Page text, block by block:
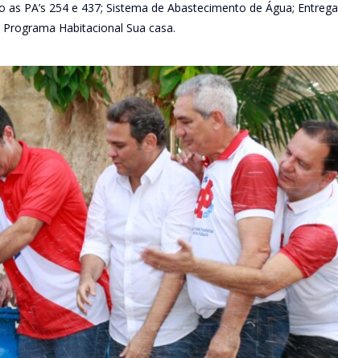
PA’s 254 e 437; Sistema de Abastecimento de Água; Entrega
Habitacional Sua casa.